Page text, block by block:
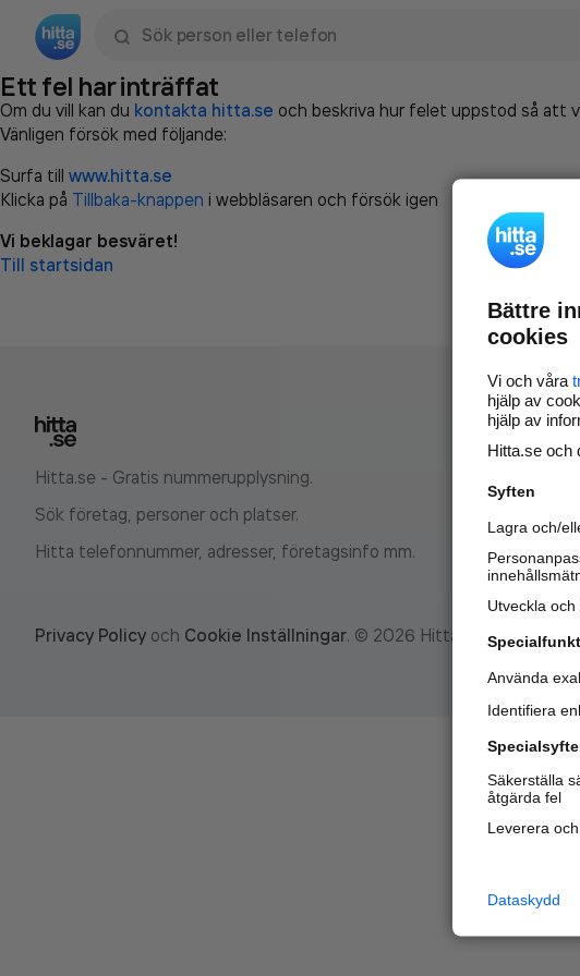
Ett fel har inträffat
Om du vill kan du kontakta hitta.se och beskriva hur felet uppstod så att
Vänligen försök med följande:
Surfa till www.hitta.se
Klicka på Tillbaka-knappen i webbläsaren och försök igen
Vi beklagar besväret!
Till startsidan
Hitta.se - Gratis nummerupplysning.
Sök företag, personer och platser.
Hitta telefonnummer, adresser, företagsinfo mm.
Privacy Policy och Cookie Inställningar. © 2026 Hitta.se
Bättre
cookies
Vi och våra
hjälp av
hjälp av
Hitta.se och
Syften
Lagra och/
Utveckla
Använda
Identifiera
Säkerställa
åtgärda fel
Leverera
Dataskydd